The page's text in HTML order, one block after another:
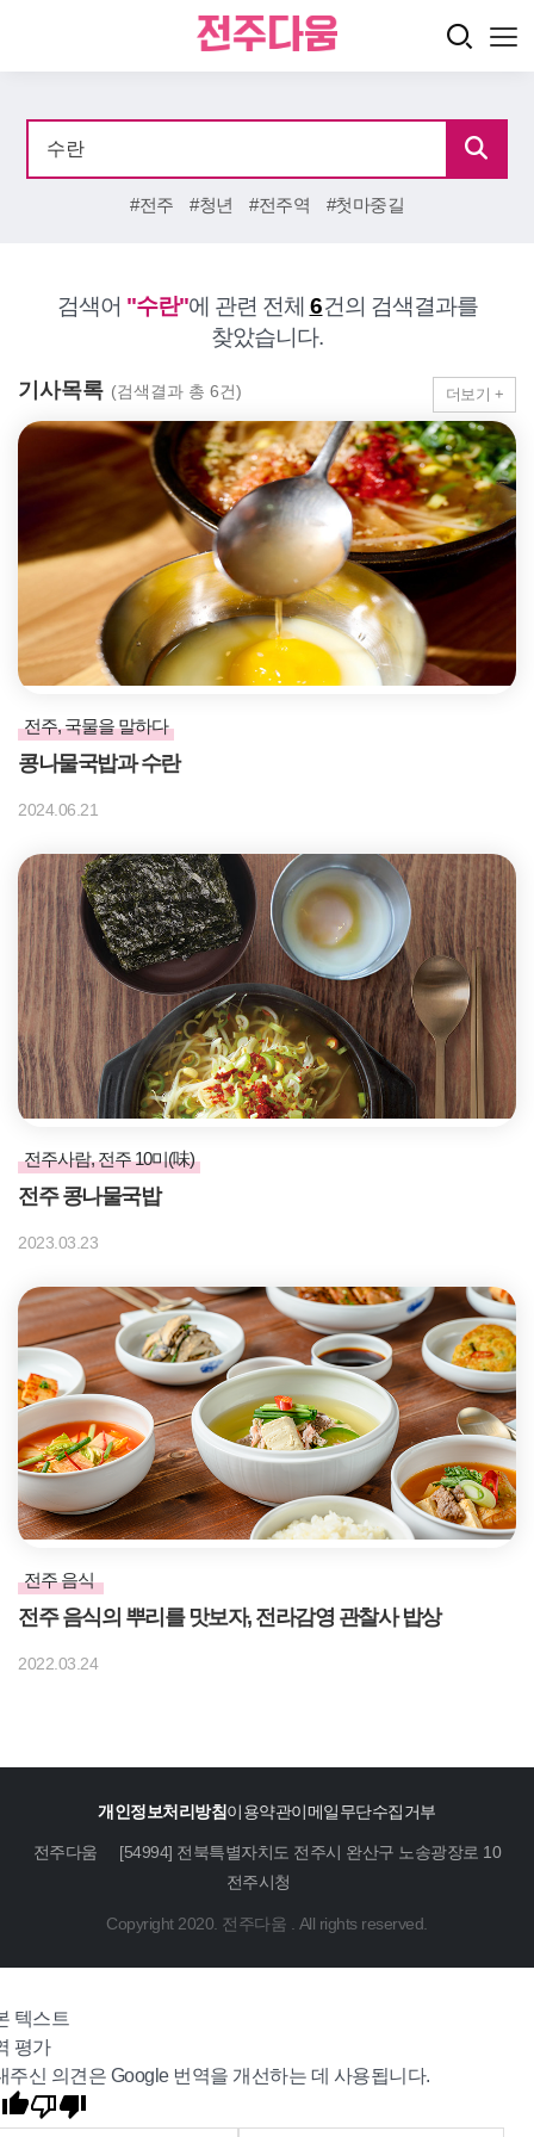
#전주 #청년 #전주역 #첫마중길
검색어 "수란"에 관련 전체 6건의 검색결과를
찾았습니다.
기사목록 (검색결과 총 6건) 더보기 +
전주, 국물을 말하다
콩나물국밥과 수란
2024.06.21
전주사람, 전주 10미(味)
전주 콩나물국밥
2023.03.23
전주 음식
전주 음식의 뿌리를 맛보자, 전라감영 관찰사 밥상
2022.03.24
개인정보처리방침이용약관이메일무단수집거부
전주다움
[54994] 전북특별자치도 전주시 완산구 노송광장로 10
전주시청
Copyright 2020. 전주다움 . All rights reserved.
텍스트
평가
주신 의견은 Google 번역을 개선하는 데 사용됩니다.